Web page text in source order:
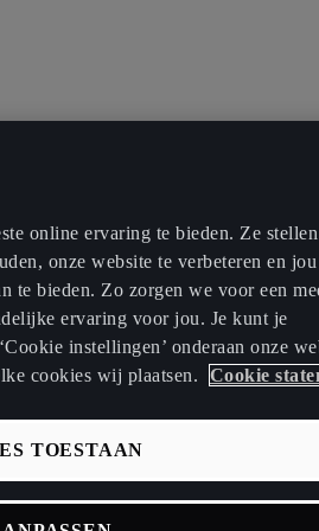
online ervaring te bieden. Ze
onze website te verbeteren en jou
te bieden. Zo zorgen we voor een
ervaring voor jou. Je kunt je
instellingen’ onderaan onze
cookies wij plaatsen.
Cookie
TOESTAAN